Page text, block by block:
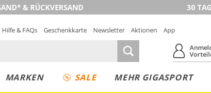
& RÜCKVERSAND 30
Hilfe & FAQs Geschenkkarte Newsletter Aktionen
App
MARKEN SALE MEHR GIGASPORT